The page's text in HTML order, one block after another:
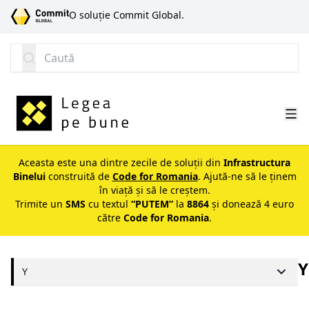
SARI LA CONȚINUT
O soluție Commit Global.
Caută
Aceasta este una dintre zecile de soluții din Infrastructura
Bineluiconstruită de Code for Romania. Ajută-ne să le ținem
în viață și să le creștem.
Trimite un SMS cu textul “PUTEM” la 8864 și donează 4 euro
către Code for Romania.
Y